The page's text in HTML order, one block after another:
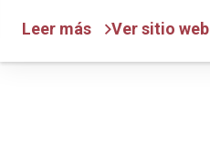
Leer más Ver sitio web